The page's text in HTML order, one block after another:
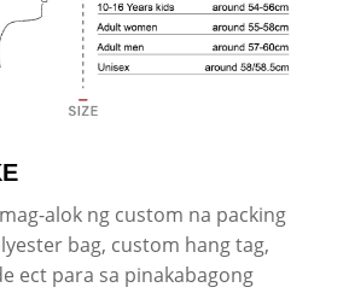
alok ng custom na packing
bag, custom hang tag,
ect para sa pinakabagong